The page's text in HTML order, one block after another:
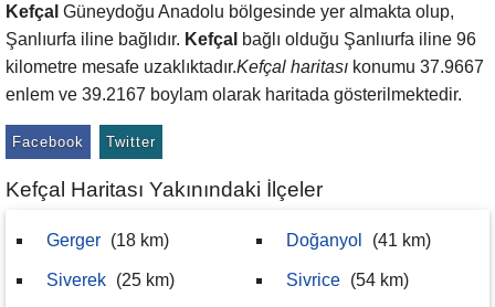
Kefçal Güneydoğu Anadolu bölgesinde yer almakta olup,
Şanlıurfa iline bağlıdır. Kefçal bağlı olduğu Şanlıurfa iline 96
kilometre mesafe uzaklıktadır.Kefçal haritası konumu 37.9667
enlem ve 39.2167 boylam olarak haritada gösterilmektedir.
Facebook Twitter
Kefçal Haritası Yakınındaki İlçeler
Gerger (18 km)
Siverek (25 km)
Doğanyol (41 km)
Sivrice (54 km)